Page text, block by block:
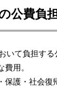
公費負
いて負担す
費用。
保護・社会